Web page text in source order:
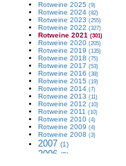
Rotweine 2025 (9)
Rotweine 2024 (82)
Rotweine 2023 (255)
Rotweine 2022 (327)
Rotweine 2021 (301)
Rotweine 2020 (205)
Rotweine 2019 (135)
Rotweine 2018 (75)
Rotweine 2017 (53)
Rotweine 2016 (38)
Rotweine 2015 (19)
Rotweine 2014 (7)
Rotweine 2013 (11)
Rotweine 2012 (10)
Rotweine 2011 (10)
Rotweine 2010 (4)
Rotweine 2009 (4)
Rotweine 2008 (3)
2007 (1)
2006 (2)